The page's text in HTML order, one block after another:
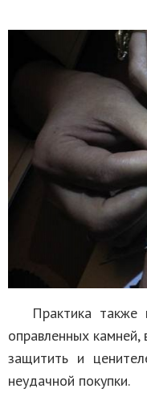
Практика также
оправленных
защитить и
неудачной покупки.